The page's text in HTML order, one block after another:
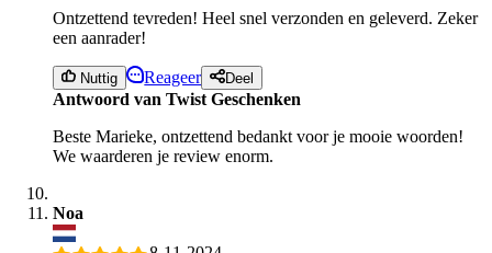
Ontzettend tevreden! Heel snel verzonden en geleverd. Zeker
een aanrader!
Nuttig Reageer Deel
Antwoord van Twist Geschenken
Beste Marieke, ontzettend bedankt voor je mooie woorden!
We waarderen je review enorm.
Noa